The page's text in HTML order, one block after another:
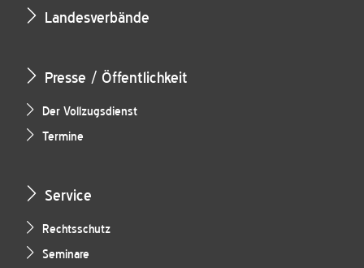
Landesverbände
Presse / Öffentlichkeit
Der Vollzugsdienst
Termine
Service
Rechtsschutz
Seminare